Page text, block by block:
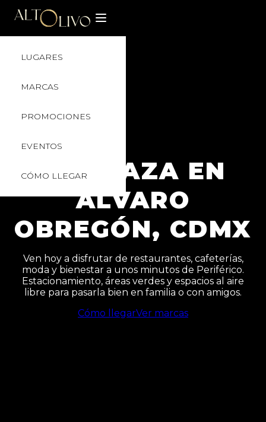
LUGARES
MARCAS
PROMOCIONES
EVENTOS
CÓMO LLEGAR
TU PLAZA EN
ÁLVARO
OBREGÓN, CDMX
Ven hoy a disfrutar de restaurantes, cafeterías,
moda y bienestar a unos minutos de Periférico.
Estacionamiento, áreas verdes y espacios al aire
libre para pasarla bien en familia o con amigos.
Cómo llegarVer marcas